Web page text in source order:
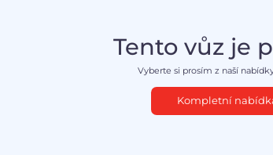
Tento vůz je
Vyberte si prosím z naší
Kompletní